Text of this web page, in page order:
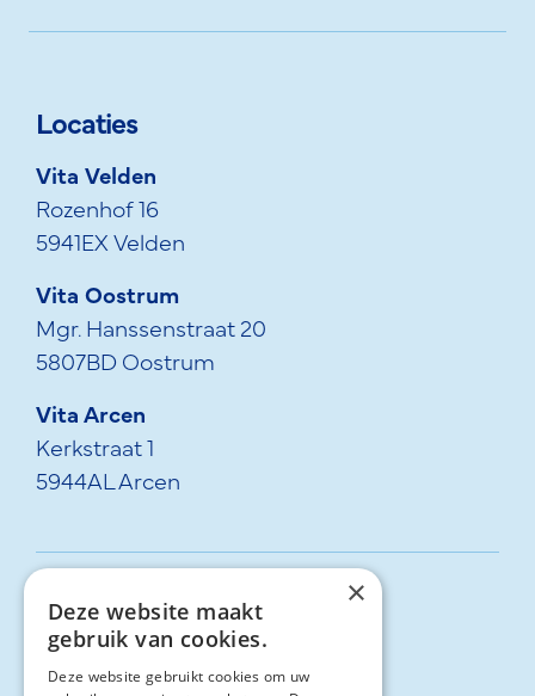
Locaties
Vita Velden
Rozenhof 16
5941EX Velden
Vita Oostrum
Mgr. Hanssenstraat 20
5807BD Oostrum
Vita Arcen
Kerkstraat 1
5944AL Arcen
077-4722495
×
Deze website maakt
gebruik van cookies.
Deze website gebruikt cookies om uw